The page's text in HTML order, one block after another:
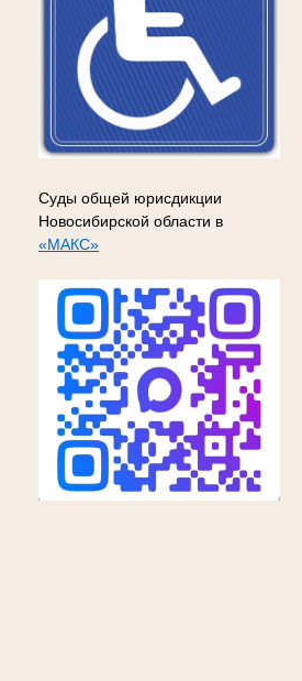
Суды общей юрисдикции
Новосибирской области в
«МАКС»